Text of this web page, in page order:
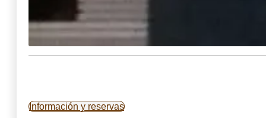
Información y reservas